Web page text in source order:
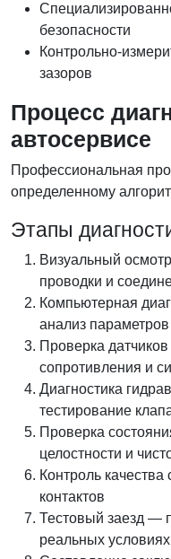
безопасности
Контрольно-
зазоров
Процесс
автосервисе
Профессиональная
определенному
Этапы
Визуальный
проводки и
Компьютерная
анализ параметров
Проверка
сопротивления и
Диагностика
тестирование
Проверка
целостности и
Контроль
контактов
Тестовый заезд —
реальных условиях